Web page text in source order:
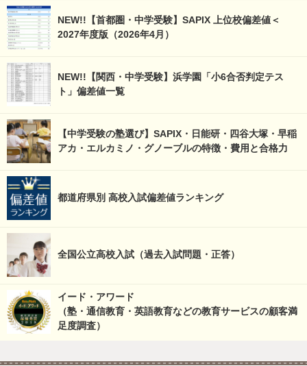
NEW!!【首都圏・中学受験】SAPIX 上位校偏差値＜
2027年度版（2026年4月）
NEW!!【関西・中学受験】浜学園「小6合否判定テス
ト」偏差値一覧
【中学受験の塾選び】SAPIX・日能研・四谷大塚・早稲
アカ・エルカミノ・グノーブルの特徴・費用と合格力
都道府県別 高校入試偏差値ランキング
全国公立高校入試（過去入試問題・正答）
イード・アワード
（塾・通信教育・英語教育などの教育サービスの顧客満
足度調査）